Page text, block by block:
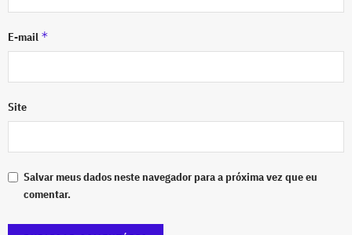
E-mail *
Site
Salvar meus dados neste navegador para a próxima vez que eu
comentar.